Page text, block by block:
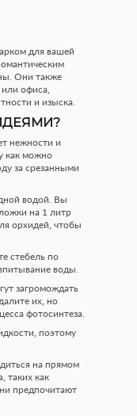
для вашей
Они также
офиса,
и изыска.
нежности и
как можно
за срезанными
водой. Вы
на 1 литр
орхидей, чтобы
стебель по
воды.
загромождать
их, но
фотосинтеза.
поэтому
на прямом
таких как
предпочитают